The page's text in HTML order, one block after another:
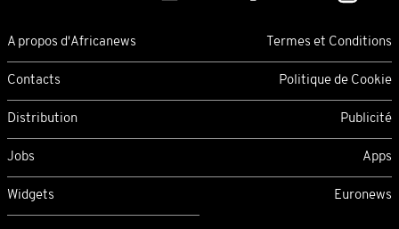
A propos d'Africanews Termes et Conditions
Contacts Politique de Cookie
Distribution Publicité
Jobs Apps
Widgets Euronews